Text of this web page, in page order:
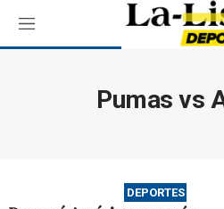
M
e
Pumas vs
DEPORTES